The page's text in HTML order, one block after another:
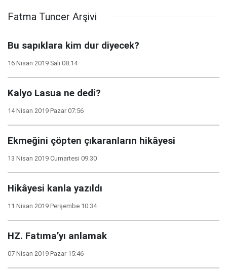
Fatma Tuncer Arşivi
Bu sapıklara kim dur diyecek?
16 Nisan 2019 Salı 08:14
Kalyo Lasua ne dedi?
14 Nisan 2019 Pazar 07:56
Ekmeğini çöpten çıkaranların hikâyesi
13 Nisan 2019 Cumartesi 09:30
Hikâyesi kanla yazıldı
11 Nisan 2019 Perşembe 10:34
HZ. Fatıma’yı anlamak
07 Nisan 2019 Pazar 15:46